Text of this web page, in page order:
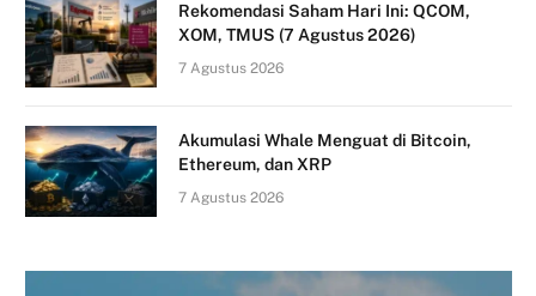
Rekomendasi Saham Hari Ini: QCOM,
XOM, TMUS (7 Agustus 2026)
7 Agustus 2026
Akumulasi Whale Menguat di Bitcoin,
Ethereum, dan XRP
7 Agustus 2026